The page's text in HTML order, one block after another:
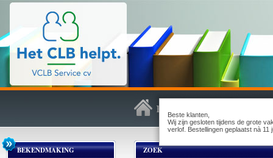
Beste klanten,
Wij zijn gesloten tijdens de grote
verlof. Bestellingen geplaatst nà
BEKENDMAKING ZOEK